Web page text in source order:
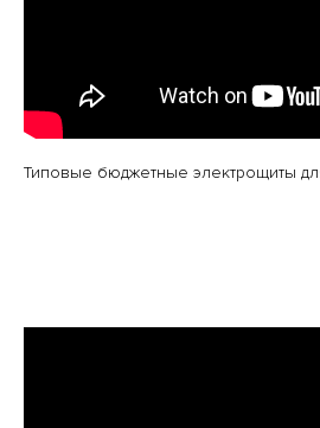
Типовые бюджетные электрощиты